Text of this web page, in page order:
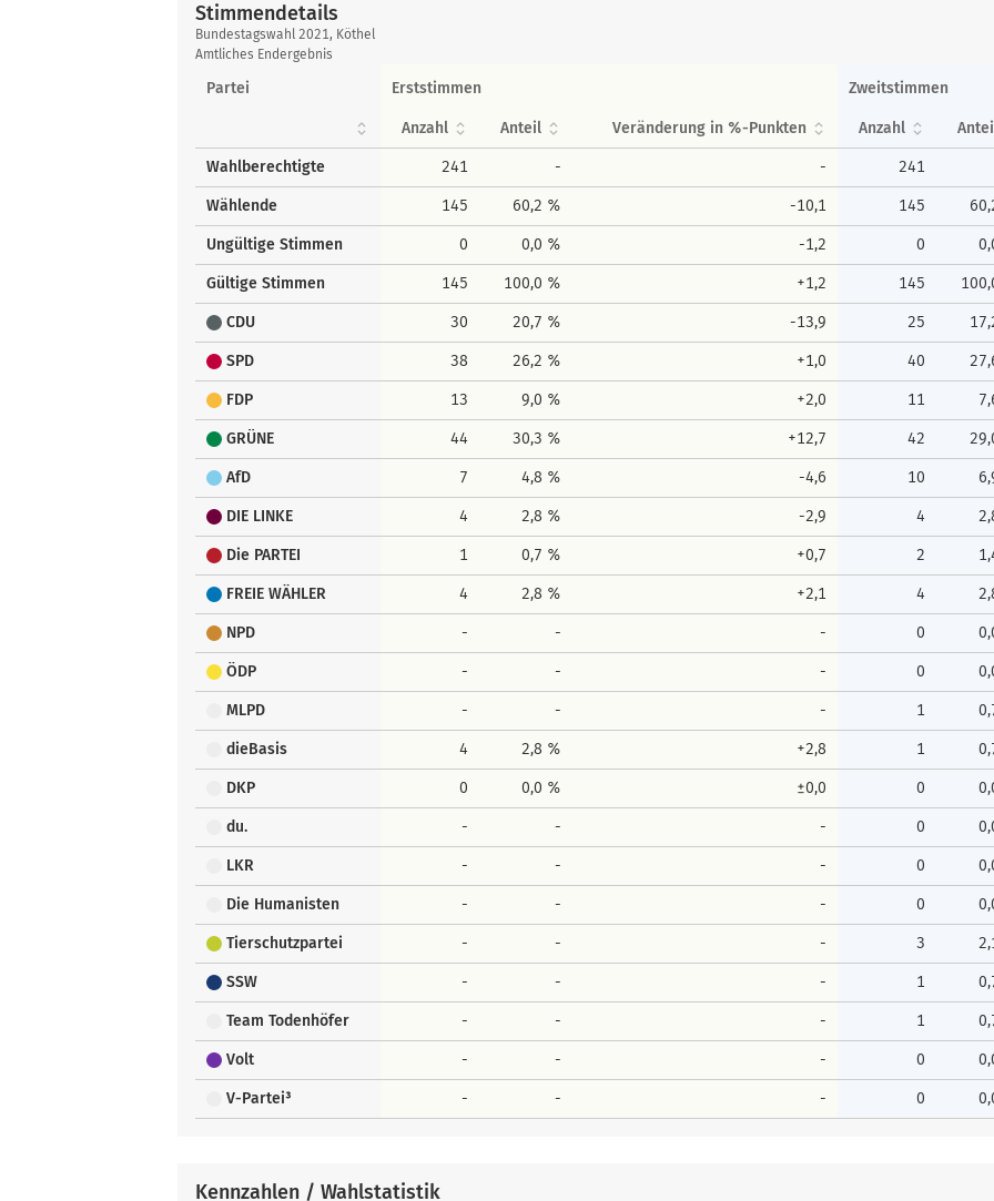
Stimmendetails
Stimmendetails
Bundestagswahl 2021, Köthel
Amtliches Endergebnis
Partei Erststimmen Zweitstimmen
Anzahl Anteil Veränderung in %-Punkten Anzahl
Wahlberechtigte 241 - - 241
Wählende 145 60,2 % -10,1 145
Ungültige Stimmen 0 0,0 % -1,2 0
Gültige Stimmen 145 100,0 % +1,2 145
CDU 30 20,7 % -13,9 25
SPD 38 26,2 % +1,0 40
FDP 13 9,0 % +2,0 11
GRÜNE 44 30,3 % +12,7 42
AfD 7 4,8 % -4,6 10
DIE LINKE 4 2,8 % -2,9 4
Die PARTEI 1 0,7 % +0,7 2
FREIE WÄHLER 4 2,8 % +2,1 4
NPD - - - 0
ÖDP - - - 0
MLPD - - - 1
dieBasis 4 2,8 % +2,8 1
DKP 0 0,0 % ±0,0 0
du. - - - 0
LKR - - - 0
Die Humanisten - - - 0
Tierschutzpartei - - - 3
SSW - - - 1
Team Todenhöfer - - - 1
Volt - - - 0
V-Partei³ - - - 0
Kennzahlen / Wahlstatistik